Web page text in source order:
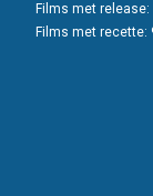
Films met release:
Films met recette: